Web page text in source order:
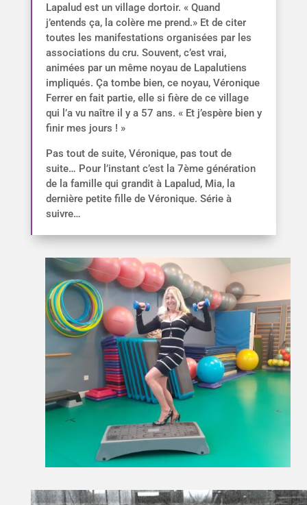
Lapalud est un village dortoir. « Quand
j’entends ça, la colère me prend.» Et de citer
toutes les manifestations organisées par les
associations du cru. Souvent, c’est vrai,
animées par un même noyau de Lapalutiens
impliqués. Ça tombe bien, ce noyau, Véronique
Ferrer en fait partie, elle si fière de ce village
qui l’a vu naître il y a 57 ans. « Et j’espère bien y
finir mes jours ! »
Pas tout de suite, Véronique, pas tout de
suite… Pour l’instant c’est la 7ème génération
de la famille qui grandit à Lapalud, Mia, la
dernière petite fille de Véronique. Série à
suivre…